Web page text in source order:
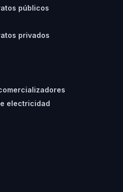
públicos
privados
electricidad